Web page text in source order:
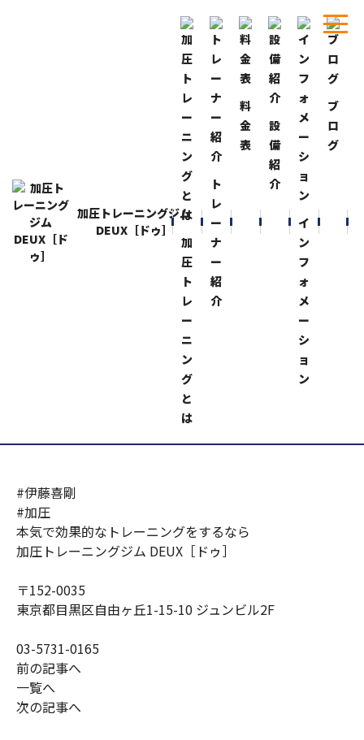
加圧トレーニングジム
DEUX［ドゥ］
加
圧
ト
レ
ー
ニ
ン
グ
と
は
ト
レ
ー
ナ
ー
紹
介
料
金
表
設
備
紹
介
イ
ン
フ
ォ
メ
ー
シ
ョ
ン
ブ
ロ
グ
癒しの飲み物！
2020-1-8
『ＤｒＰｅｐｐｅｒ』は何度飲んでも旨いっ！
日本ではあまり見ない
『ＣｈｅｒｒｙＤｒＰｅｐｐｅｒ』本当に旨いっ！
オフの時期だけしか飲めないのでグアムでしっかり
加圧トレーニングジムＤＥＵＸ https://kaatsu-
#伊藤喜剛
#加圧
本気で効果的なトレーニングをするなら
加圧トレーニングジム DEUX［ドゥ］
〒152-0035
東京都目黒区自由ヶ丘1-15-10 ジュンビル2F
03-5731-0165
前の記事へ
一覧へ
次の記事へ